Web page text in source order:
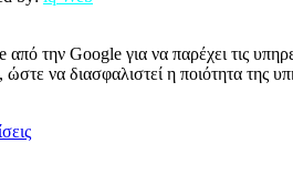
από την Google για να παρέχει τις
να διασφαλιστεί η ποιότητα της